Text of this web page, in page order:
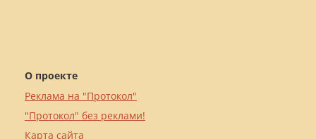
О проекте
Реклама на "Протокол"
"Протокол" без реклами!
Карта сайта